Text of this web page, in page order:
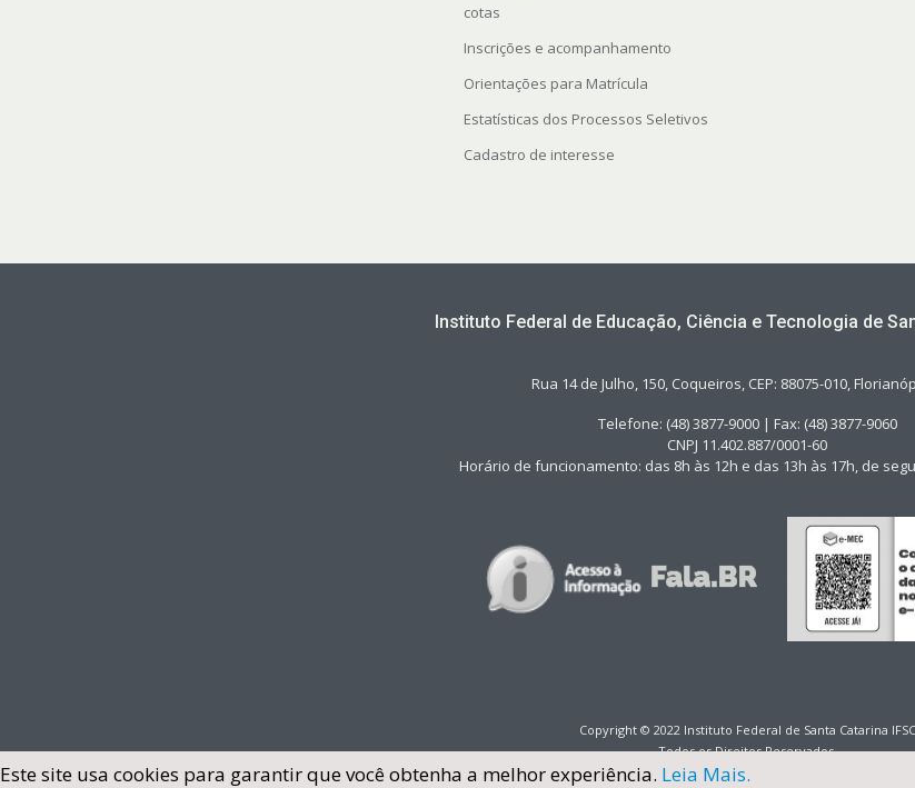
cotas
Inscrições e acompanhamento
Orientações para Matrícula
Estatísticas dos Processos Seletivos
Cadastro de interesse
Instituto Federal de Educação, Ciência e Tecnologia de
Rua 14 de Julho, 150, Coqueiros, CEP: 88075-010,
Telefone: (48) 3877-9000 | Fax: (48) 3877-9060
CNPJ 11.402.887/0001-60
Horário de funcionamento: das 8h às 12h e das 13h às 17h, de
Copyright © 2022 Instituto Federal de Santa Catarina IFSC
Todos os Direitos Reservados.
Este site usa cookies para garantir que você obtenha a melhor experiência. Leia Mais.